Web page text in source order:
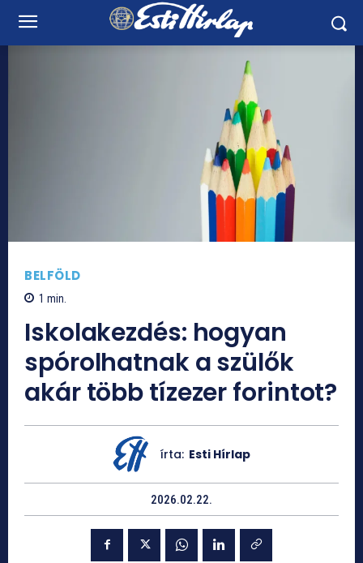
BELFÖLD
1 min.
Iskolakezdés: hogyan
spórolhatnak a szülők
akár több tízezer forintot?
írta: Esti Hírlap
2026.02.22.